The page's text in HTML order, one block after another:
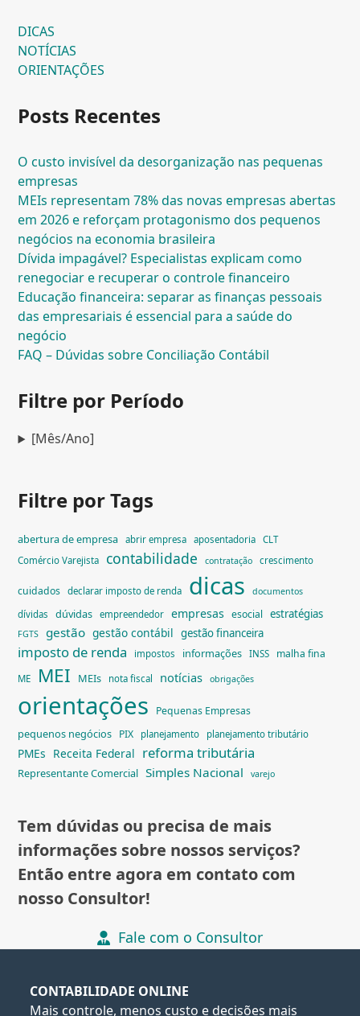
DICAS
NOTÍCIAS
ORIENTAÇÕES
Posts Recentes
O custo invisível da desorganização nas pequenas
empresas
MEIs representam 78% das novas empresas abertas
em 2026 e reforçam protagonismo dos pequenos
negócios na economia brasileira
Dívida impagável? Especialistas explicam como
renegociar e recuperar o controle financeiro
Educação financeira: separar as finanças pessoais
das empresariais é essencial para a saúde do
negócio
FAQ – Dúvidas sobre Conciliação Contábil
Filtre por Período
[Mês/Ano]
Filtre por Tags
abertura de empresa abrir empresa aposentadoria
CLT
Comércio Varejista
contabilidade contratação crescimento
cuidados declarar imposto de renda dicas documentos
dívidas dúvidas empreendedor empresas esocial estratégias
FGTS gestão gestão contábil gestão financeira
imposto de renda impostos informações INSS malha fina
ME MEI MEIs nota fiscal notícias obrigações
orientações Pequenas Empresas
pequenos negócios PIX planejamento planejamento tributário
PMEs Receita Federal reforma tributária
Representante Comercial Simples Nacional varejo
Tem dúvidas ou precisa de mais
informações sobre nossos serviços?
Então entre agora em contato com
nosso Consultor!
Fale com o Consultor
CONTABILIDADE ONLINE
Mais controle, menos custo e decisões mais